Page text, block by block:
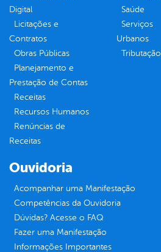
Digital
Licitações e
Contratos
Obras Públicas
Planejamento e
Prestação de Contas
Receitas
Recursos Humanos
Renúncias de
Receitas
Saúde
Serviços
Urbanos
Tributação
Ouvidoria
Acompanhar uma Manifestação
Competências da Ouvidoria
Dúvidas? Acesse o FAQ
Fazer uma Manifestação
Informações Importantes